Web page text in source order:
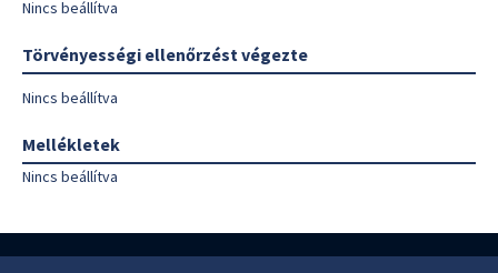
Nincs beállítva
Törvényességi ellenőrzést végezte
Nincs beállítva
Mellékletek
Nincs beállítva